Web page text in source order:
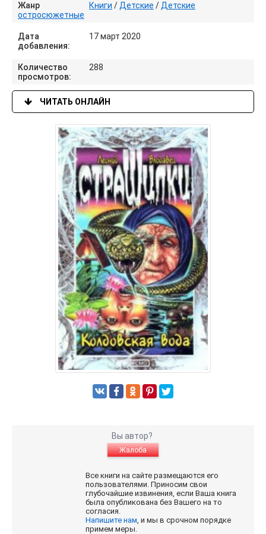
Жанр Книги / Детские / Детские
остросюжетные
Дата
добавления:
17 март 2020
Количество
просмотров:
288
ЧИТАТЬ ОНЛАЙН
Вы автор?
Жалоба
Все книги на сайте размещаются его
пользователями. Приносим свои
глубочайшие извинения, если Ваша книга
была опубликована без Вашего на то
согласия.
Напишите нам, и мы в срочном порядке
примем меры.